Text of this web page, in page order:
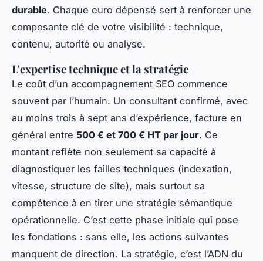
durable. Chaque euro dépensé sert à renforcer une
composante clé de votre visibilité : technique,
contenu, autorité ou analyse.
L'expertise technique et la stratégie
Le coût d’un accompagnement SEO commence
souvent par l’humain. Un consultant confirmé, avec
au moins trois à sept ans d’expérience, facture en
général entre 500 € et 700 € HT par jour. Ce
montant reflète non seulement sa capacité à
diagnostiquer les failles techniques (indexation,
vitesse, structure de site), mais surtout sa
compétence à en tirer une stratégie sémantique
opérationnelle. C’est cette phase initiale qui pose
les fondations : sans elle, les actions suivantes
manquent de direction. La stratégie, c’est l’ADN du